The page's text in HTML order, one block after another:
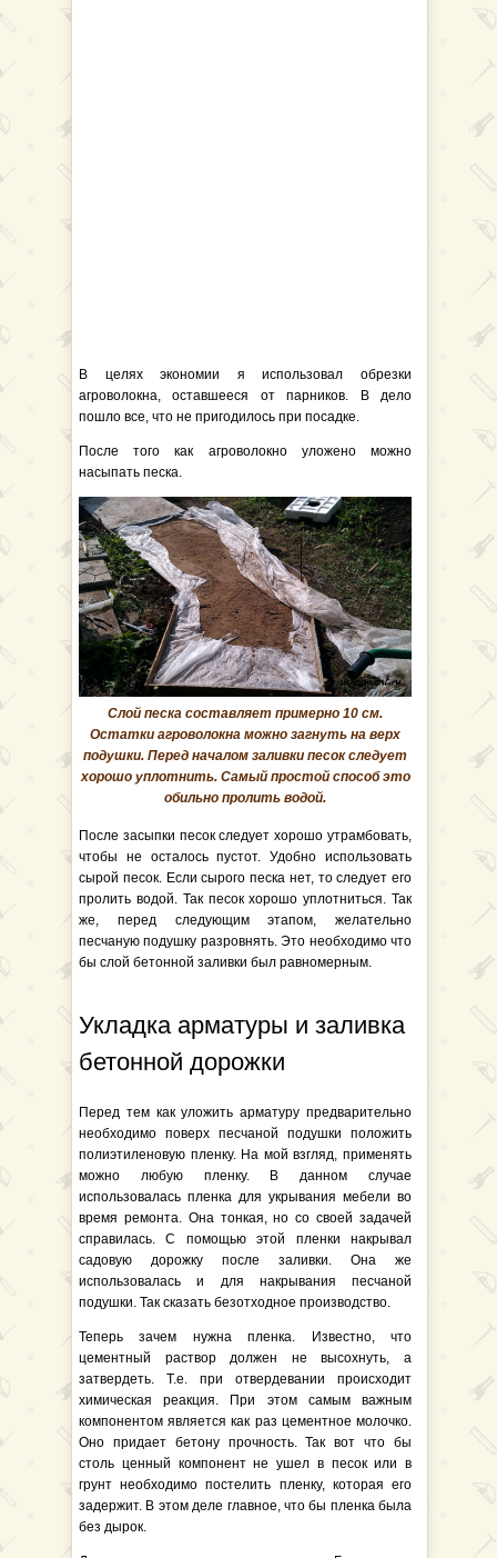
В целях экономии я использовал обрезки
агроволокна, оставшееся от парников. В дело
пошло все, что не пригодилось при посадке.
После того как агроволокно уложено можно
насыпать песка.
Слой песка составляет примерно 10 см.
Остатки агроволокна можно загнуть на верх
подушки. Перед началом заливки песок следует
хорошо уплотнить. Самый простой способ это
обильно пролить водой.
После засыпки песок следует хорошо утрамбовать,
чтобы не осталось пустот. Удобно использовать
сырой песок. Если сырого песка нет, то следует его
пролить водой. Так песок хорошо уплотниться. Так
же, перед следующим этапом, желательно
песчаную подушку разровнять. Это необходимо что
бы слой бетонной заливки был равномерным.
Укладка арматуры и заливка
бетонной дорожки
Перед тем как уложить арматуру предварительно
необходимо поверх песчаной подушки положить
полиэтиленовую пленку. На мой взгляд, применять
можно любую пленку. В данном случае
использовалась пленка для укрывания мебели во
время ремонта. Она тонкая, но со своей задачей
справилась. С помощью этой пленки накрывал
садовую дорожку после заливки. Она же
использовалась и для накрывания песчаной
подушки. Так сказать безотходное производство.
Теперь зачем нужна пленка. Известно, что
цементный раствор должен не высохнуть, а
затвердеть. Т.е. при отвердевании происходит
химическая реакция. При этом самым важным
компонентом является как раз цементное молочко.
Оно придает бетону прочность. Так вот что бы
столь ценный компонент не ушел в песок или в
грунт необходимо постелить пленку, которая его
задержит. В этом деле главное, что бы пленка была
без дырок.